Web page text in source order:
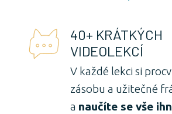
40+ KRÁTKÝCH
VIDEOLEKCÍ
V každé lekci si
zásobu a užitečné
a naučíte se vše